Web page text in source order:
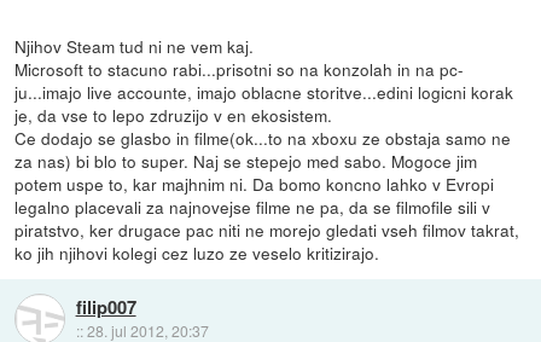
Njihov Steam tud ni ne vem kaj.
Microsoft to stacuno rabi...prisotni so na konzolah in na pc-
ju...imajo live accounte, imajo oblacne storitve...edini logicni korak
je, da vse to lepo zdruzijo v en ekosistem.
Ce dodajo se glasbo in filme(ok...to na xboxu ze obstaja samo ne
za nas) bi blo to super. Naj se stepejo med sabo. Mogoce jim
potem uspe to, kar majhnim ni. Da bomo koncno lahko v Evropi
legalno placevali za najnovejse filme ne pa, da se filmofile sili v
piratstvo, ker drugace pac niti ne morejo gledati vseh filmov takrat,
ko jih njihovi kolegi cez luzo ze veselo kritizirajo.
filip007
::28. jul 2012, 20:37